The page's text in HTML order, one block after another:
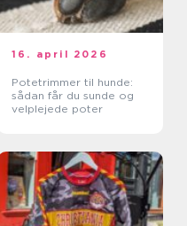
16. april 2026
Potetrimmer til hunde:
sådan får du sunde og
velplejede poter